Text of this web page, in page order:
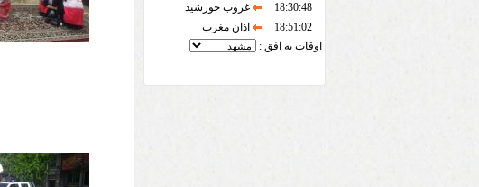
18:30:48
غروب خورشید
18:51:02
اذان مغرب
اوقات به افق :